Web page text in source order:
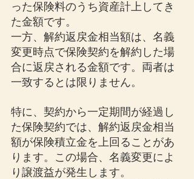
った保険料のうち資産計上してき
た金額です。
一方、解約返戻金相当額は、名義
変更時点で保険契約を解約した場
合に返戻される金額です。両者は
一致するとは限りません。
特に、契約から一定期間が経過し
た保険契約では、解約返戻金相当
額が保険積立金を上回ることがあ
ります。この場合、名義変更によ
り譲渡益が発生します。